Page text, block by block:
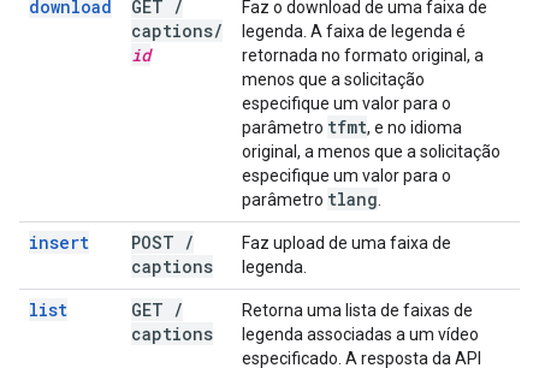
download GET /
captions/
id
Faz o download de uma faixa de
legenda. A faixa de legenda é
retornada no formato original, a
menos que a solicitação
especifique um valor para o
parâmetro tfmt, e no idioma
original, a menos que a solicitação
especifique um valor para o
parâmetro tlang
insert POST /
captions
Faz upload de uma faixa de
legenda.
list GET /
captions
Retorna uma lista de faixas de
legenda associadas a um vídeo
especificado. A resposta da API